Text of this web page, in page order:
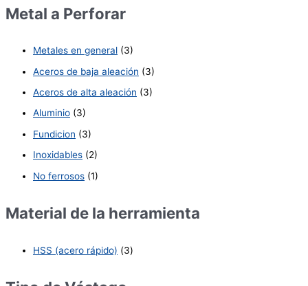
Metal a Perforar
Metales en general (3)
Aceros de baja aleación (3)
Aceros de alta aleación (3)
Aluminio (3)
Fundicion (3)
Inoxidables (2)
No ferrosos (1)
Material de la herramienta
HSS (acero rápido) (3)